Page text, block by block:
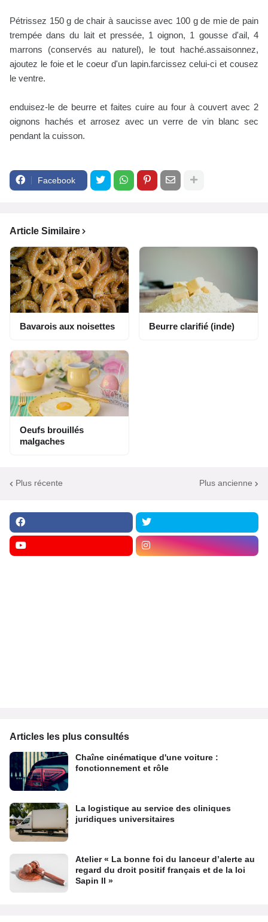
Pétrissez 150 g de chair à saucisse avec 100 g de mie de pain
trempée dans du lait et pressée, 1 oignon, 1 gousse d'ail, 4
marrons (conservés au naturel), le tout haché.assaisonnez,
ajoutez le foie et le coeur d'un lapin.farcissez celui-ci et cousez
le ventre.
enduisez-le de beurre et faites cuire au four à couvert avec 2
oignons hachés et arrosez avec un verre de vin blanc sec
pendant la cuisson.
Facebook
Article Similaire
Bavarois aux noisettes Beurre clarifié (inde)
Oeufs brouillés
malgaches
Plus récente Plus ancienne
Articles les plus consultés
Chaîne cinématique d'une voiture :
fonctionnement et rôle
La logistique au service des cliniques
juridiques universitaires
Atelier « La bonne foi du lanceur d’alerte au
regard du droit positif français et de la loi
Sapin II »